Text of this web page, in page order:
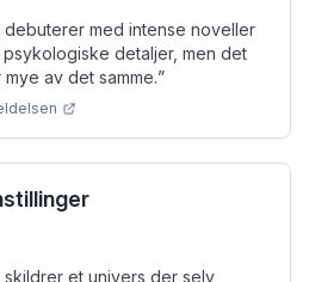
debuterer med intense noveller
detaljer, men det
av det samme.”
skildrer et univers der selv